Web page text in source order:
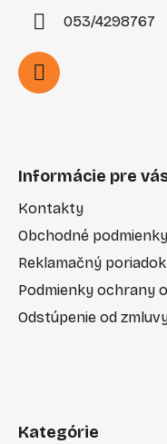
053/4298767
Informácie pre
Kontakty
Obchodné podmienky
Reklamačný poriadok
Podmienky ochrany
Odstúpenie od
Kategórie